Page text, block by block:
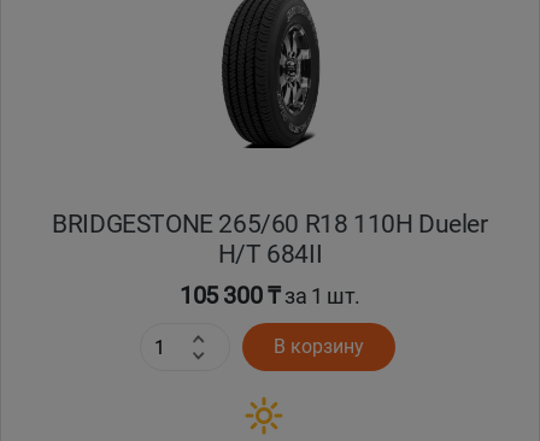
BRIDGESTONE 265/60 R18 110H Dueler
H/T 684II
105 300 ₸за 1 шт.
В корзину